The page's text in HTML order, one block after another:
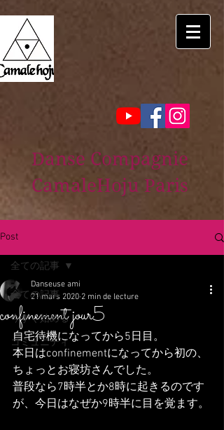
Danse Compagnie
CamaleHoju Paris
Post
全ての記事
今すぐ始める
コミュニティ
全ての記事
confinement jour5
Danseuse ami
21 mars 2020 2 min de lecture
自宅待機になってから5日目。
本日はconfinementになってから初の、
ちょっとお寝坊さんでした。
普段なら7時半とか8時に起きるのです
が、今日はなぜか9時半に目を覚ます。